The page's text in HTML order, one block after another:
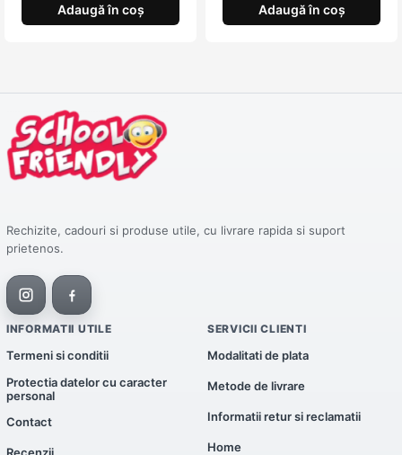
Adaugă în coș Adaugă în coș
Rechizite, cadouri si produse utile, cu livrare rapida si suport
prietenos.
INFORMATII UTILE
Termeni si conditii
Protectia datelor cu caracter
personal
Contact
SERVICII CLIENTI
Modalitati de plata
Metode de livrare
Informatii retur si reclamatii
Home